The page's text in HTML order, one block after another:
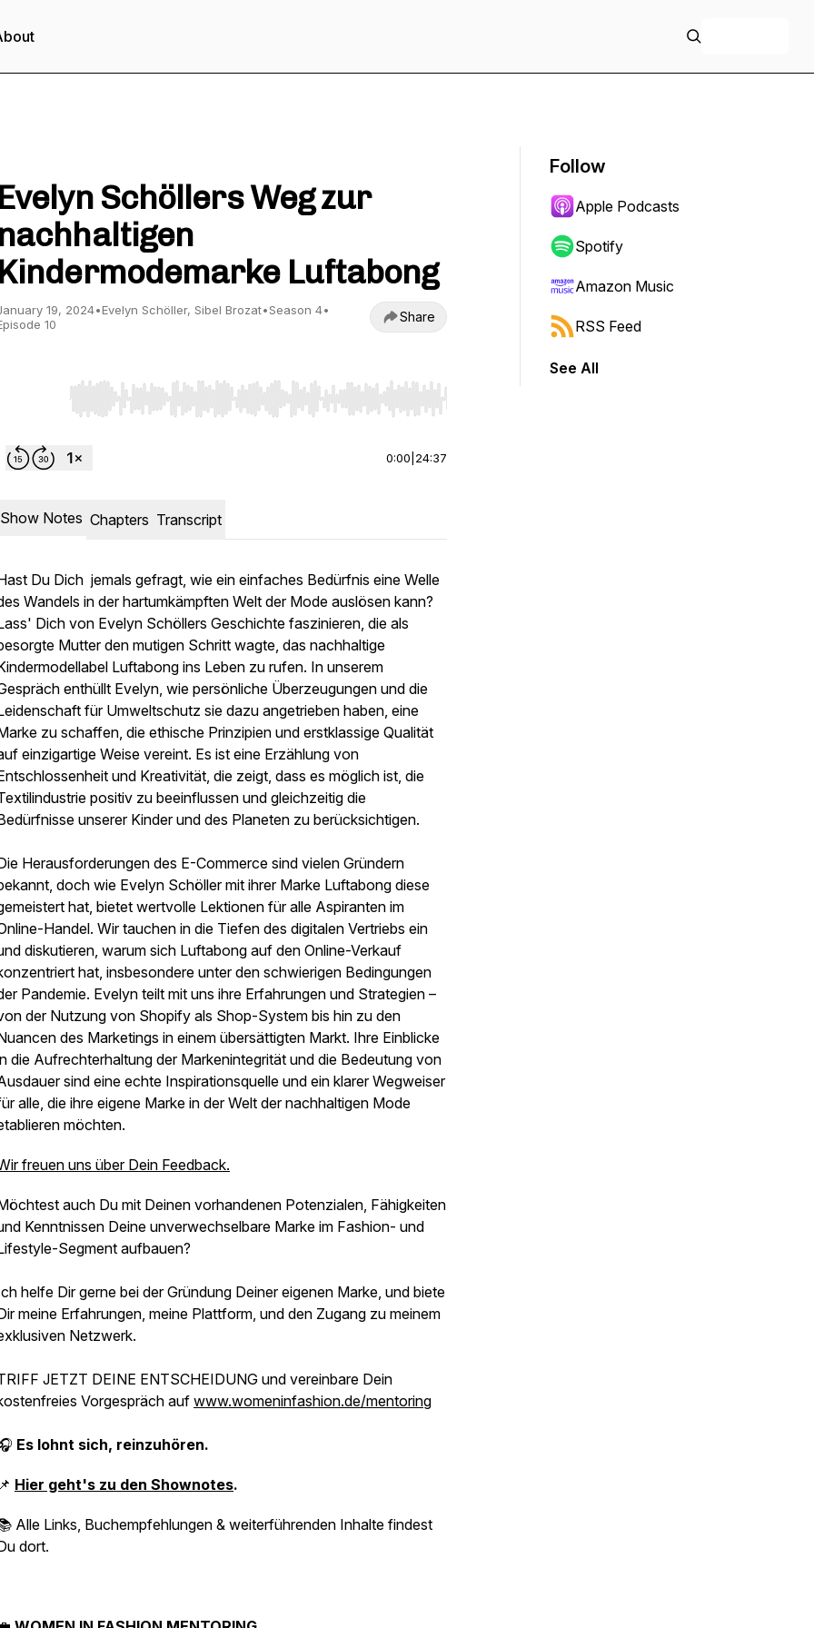
Evelyn Schöllers Weg zur
nachhaltigen
Kindermodemarke Luftabong
19, 2024•Evelyn Schöller, Sibel Brozat•Season 4•
10
Share
Use Left/Right to seek, Home/End to jump to start or end. Hold shift to jump forward or backward.
0:00 24:37
Show Notes Chapters Transcript
Du Dich jemals gefragt, wie ein einfaches Bedürfnis eine Welle
Wandels in der hartumkämpften Welt der Mode auslösen kann?
Dich von Evelyn Schöllers Geschichte faszinieren, die als
Mutter den mutigen Schritt wagte, das nachhaltige
Luftabong ins Leben zu rufen. In unserem
enthüllt Evelyn, wie persönliche Überzeugungen und die
für Umweltschutz sie dazu angetrieben haben, eine
zu schaffen, die ethische Prinzipien und erstklassige Qualität
einzigartige Weise vereint. Es ist eine Erzählung von
und Kreativität, die zeigt, dass es möglich ist, die
positiv zu beeinflussen und gleichzeitig die
unserer Kinder und des Planeten zu berücksichtigen.
Herausforderungen des E-Commerce sind vielen Gründern
doch wie Evelyn Schöller mit ihrer Marke Luftabong diese
hat, bietet wertvolle Lektionen für alle Aspiranten im
Handel. Wir tauchen in die Tiefen des digitalen Vertriebs ein
diskutieren, warum sich Luftabong auf den Online-Verkauf
hat, insbesondere unter den schwierigen Bedingungen
Pandemie. Evelyn teilt mit uns ihre Erfahrungen und Strategien –
der Nutzung von Shopify als Shop-System bis hin zu den
des Marketings in einem übersättigten Markt. Ihre Einblicke
die Aufrechterhaltung der Markenintegrität und die Bedeutung von
sind eine echte Inspirationsquelle und ein klarer Wegweiser
alle, die ihre eigene Marke in der Welt der nachhaltigen Mode
möchten.
freuen uns über Dein Feedback.
auch Du mit Deinen vorhandenen Potenzialen, Fähigkeiten
Kenntnissen Deine unverwechselbare Marke im Fashion- und
Segment aufbauen?
helfe Dir gerne bei der Gründung Deiner eigenen Marke, und biete
meine Erfahrungen, meine Plattform, und den Zugang zu meinem
Netzwerk.
JETZT DEINE ENTSCHEIDUNG und vereinbare Dein
Vorgespräch aufwww.womeninfashion.de/mentoring
Es lohnt sich, reinzuhören.
📌 Hier geht's zu den Shownotes.
Alle Links, Buchempfehlungen & weiterführenden Inhalte findest
dort.
Follow
Apple Podcasts
Spotify
Amazon Music
RSS Feed
See All